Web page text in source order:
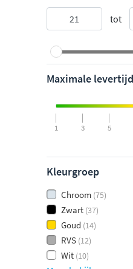
tot
Maximale levertijd
1 3 5
Kleurgroep
Chroom (75)
Zwart (37)
Goud (14)
RVS (12)
Wit (10)